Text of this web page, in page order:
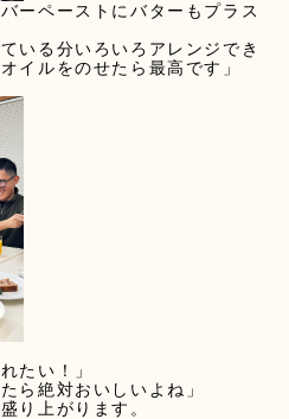
ーペーストにバターもプラス
いる分いろいろアレンジでき
イルをのせたら最高です」
たい！」
ら絶対おいしいよね」
り上がります。